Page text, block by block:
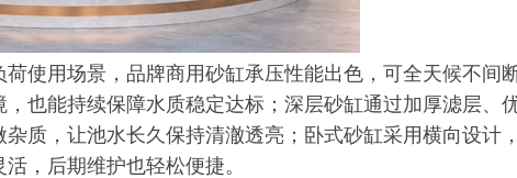
使用场景，品牌商用砂缸承压性能出色，可全天候不间
也能持续保障水质稳定达标；深层砂缸通过加厚滤层、
质，让池水长久保持清澈透亮；卧式砂缸采用横向设计，
，后期维护也轻松便捷。